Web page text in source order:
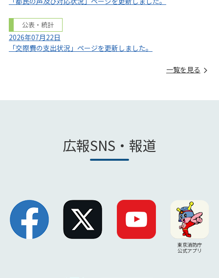
公表・統計
2026年07月22日
「交際費の支出状況」ページを更新しました。
一覧を見る
広報SNS・報道
東京消防庁
公式アプリ